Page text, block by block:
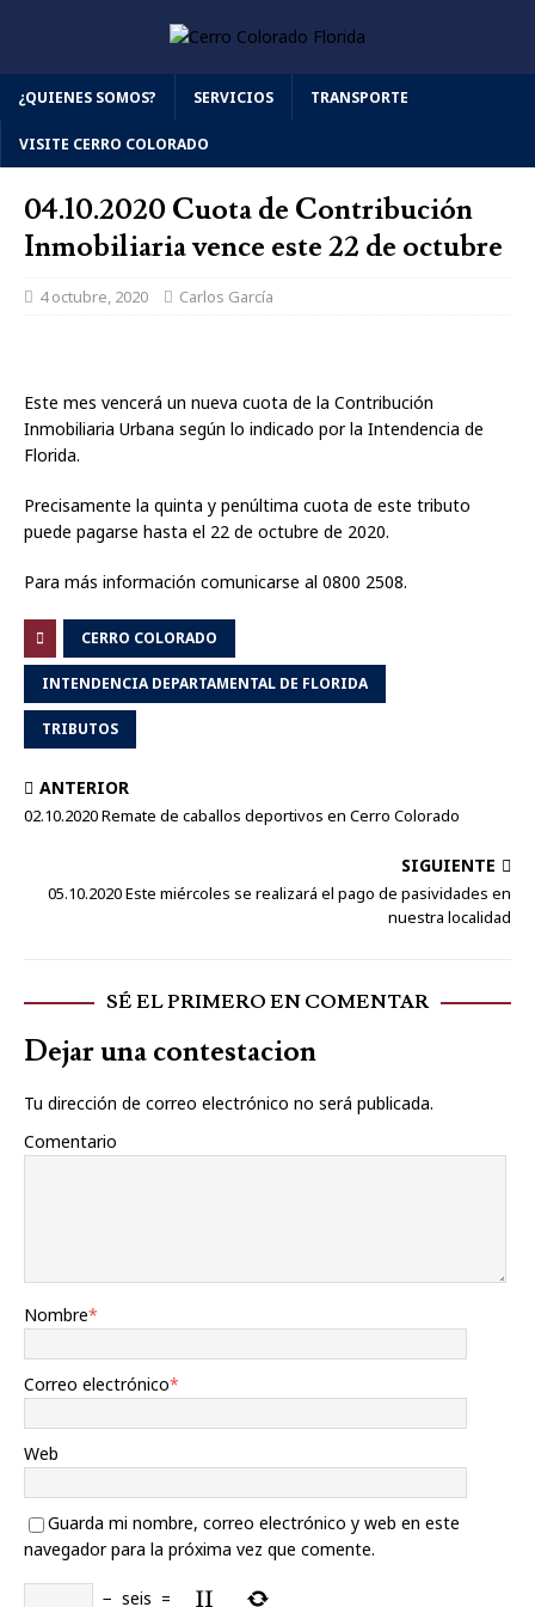
¿QUIENES SOMOS? SERVICIOS TRANSPORTE
VISITE CERRO COLORADO
04.10.2020 Cuota de Contribución
Inmobiliaria vence este 22 de octubre
4 octubre, 2020 Carlos García
Este mes vencerá un nueva cuota de la Contribución
Inmobiliaria Urbana según lo indicado por la Intendencia de
Florida.
Precisamente la quinta y penúltima cuota de este tributo
puede pagarse hasta el 22 de octubre de 2020.
Para más información comunicarse al 0800 2508.
CERRO COLORADO
INTENDENCIA DEPARTAMENTAL DE FLORIDA
TRIBUTOS
ANTERIOR
02.10.2020 Remate de caballos deportivos en Cerro Colorado
SIGUIENTE
05.10.2020 Este miércoles se realizará el pago de pasividades en
nuestra localidad
SÉ EL PRIMERO EN COMENTAR
Dejar una contestacion
Tu dirección de correo electrónico no será publicada.
Comentario
Nombre*
Correo electrónico*
Web
Guarda mi nombre, correo electrónico y web en este
navegador para la próxima vez que comente.
− seis =